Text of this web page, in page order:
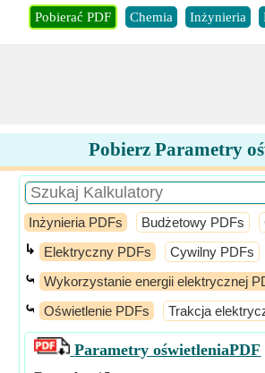
Pobierać PDF Chemia Inżynieria
Pobierz Parametry
Inżynieria PDFs Budżetowy PDFs
↳ Elektryczny PDFs Cywilny PDFs
⤿ Wykorzystanie energii elektrycznej
⤿ Oświetlenie PDFs Trakcja
Parametry oświetleniaPDF